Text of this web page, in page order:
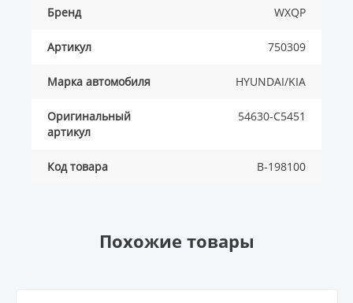
Бренд WXQP
Артикул 750309
Марка автомобиля HYUNDAI/KIA
Оригинальный
артикул
54630-C5451
Код товара B-198100
Похожие товары